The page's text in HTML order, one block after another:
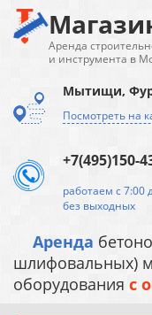
Аренда
и инструмента в
Мытищи,
Посмотреть на
+7(495)150-
работаем с 7:00
без выходных
Аренда
шлифовальных)
оборудования с